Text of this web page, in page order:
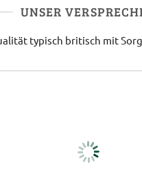
UNSER
typisch britisch mit